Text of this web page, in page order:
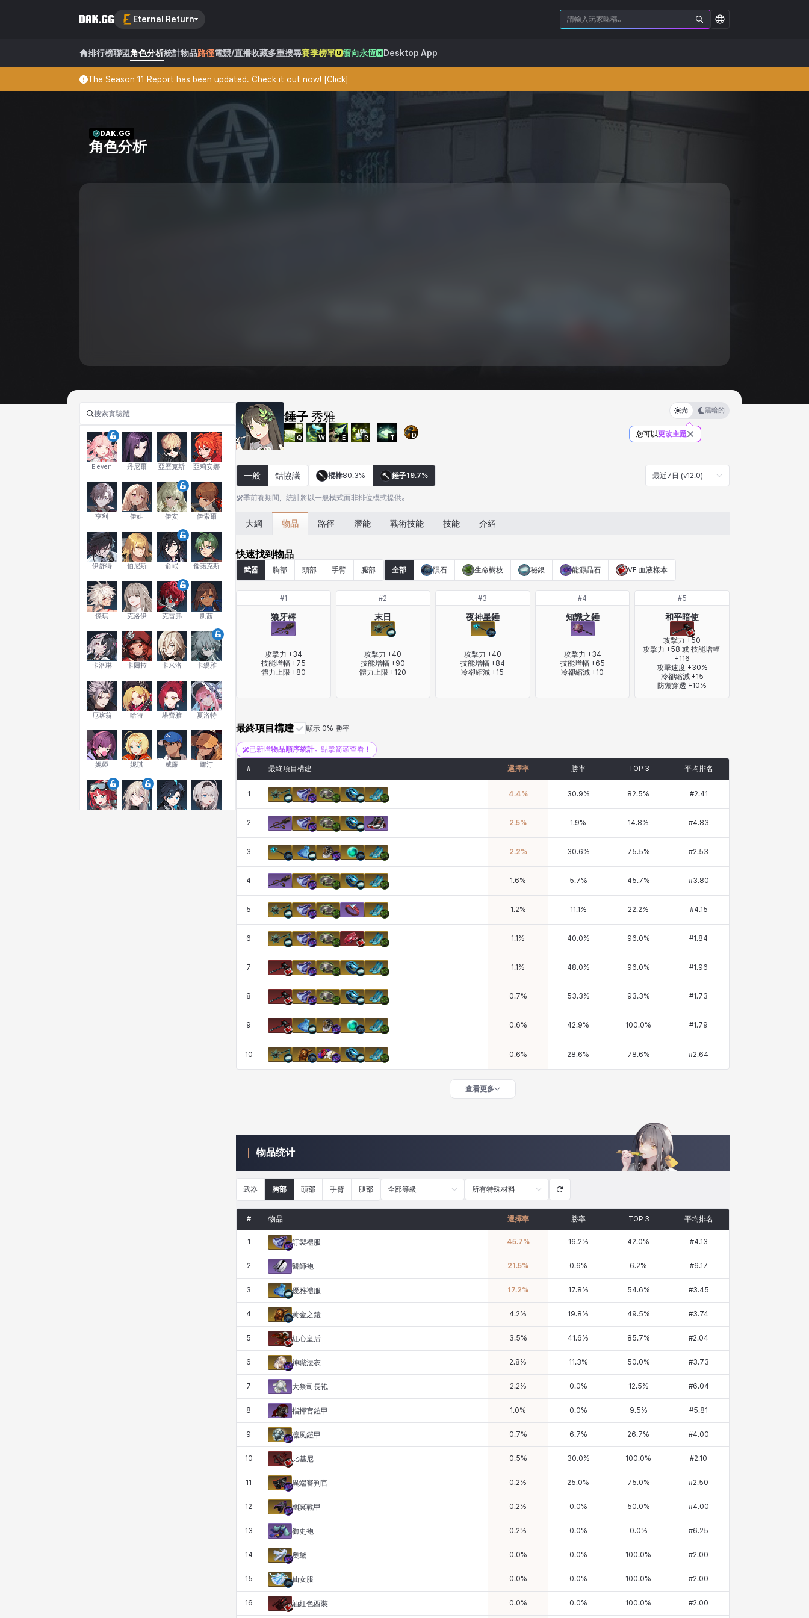
Eternal Return
排行榜聯盟角色分析統計物品路徑電競/直播收藏多重搜尋賽季榜單 衝向永恆 Desktop App
The Season 11 Report has been updated. Check it out now! [Click]
DAK.GG
角色分析
Eleven 丹尼爾 亞歷克斯 亞莉安娜
亨利 伊娃 伊安 伊索爾
伊舒特 伯尼斯 俞岷 倫諾克斯
傑琪 克洛伊 克雷弗 凱茜
卡洛琳 卡爾拉 卡米洛 卡緹雅
厄喀翁 哈特 塔齊雅 夏洛特
妮婭 妮琪 威廉 娜汀
錘子 秀雅
Q W E R T D
光 黑暗的
您可以更改主題
一般 鈷協議 棍棒80.3% 錘子19.7% 最近7日 (v12.0)
季前賽期間，統計將以一般模式而非排位模式提供。
大綱 物品 路徑 潛能 戰術技能 技能 介紹
快速找到物品
武器 胸部 頭部 手臂 腿部 全部 隕石 生命樹枝 秘銀 能源晶石 VF 血液樣本
#1
狼牙棒
攻擊力 +34
技能增幅 +75
體力上限 +80
#2
末日
攻擊力 +40
技能增幅 +90
體力上限 +120
#3
夜神星錘
攻擊力 +40
技能增幅 +84
冷卻縮減 +15
#4
知識之錘
攻擊力 +34
技能增幅 +65
冷卻縮減 +10
#5
和平暗使
攻擊力 +50
攻擊力 +58 或 技能增幅
+116
攻擊速度 +30%
冷卻縮減 +15
防禦穿透 +10%
最終項目構建 顯示 0% 勝率
已新增物品順序統計。點擊箭頭查看！
# 最終項目構建 選擇率 勝率 TOP 3 平均排名
1 4.4% 30.9% 82.5% #2.41
2 2.5% 1.9% 14.8% #4.83
3 2.2% 30.6% 75.5% #2.53
4 1.6% 5.7% 45.7% #3.80
5 1.2% 11.1 % 22.2% #4.15
6 1.1 % 40.0% 96.0% #1.84
7 1.1 % 48.0% 96.0% #1.96
8 0.7% 53.3% 93.3% #1.73
9 0.6% 42.9% 100.0% #1.79
10 0.6% 28.6% 78.6% #2.64
查看更多
物品统计
武器 胸部 頭部 手臂 腿部 全部等級 所有特殊材料
# 物品 選擇率 勝率 TOP 3 平均排名
1 訂製禮服 45.7% 16.2% 42.0% #4.13
2 醫師袍 21.5% 0.6% 6.2% #6.17
3 優雅禮服 17.2% 17.8% 54.6% #3.45
4 黃金之鎧 4.2% 19.8% 49.5% #3.74
5 紅心皇后 3.5% 41.6% 85.7% #2.04
6 神職法衣 2.8% 11.3% 50.0% #3.73
7 大祭司長袍 2.2% 0.0% 12.5% #6.04
8 指揮官鎧甲 1.0% 0.0% 9.5% #5.81
9 凜風鎧甲 0.7% 6.7% 26.7% #4.00
10 比基尼 0.5% 30.0% 100.0% #2.10
11 異端審判官 0.2% 25.0% 75.0% #2.50
12 幽冥戰甲 0.2% 0.0% 50.0% #4.00
13 御史袍 0.2% 0.0% 0.0% #6.25
14 奧黛 0.0% 0.0% 100.0% #2.00
15 仙女服 0.0% 0.0% 100.0% #2.00
16 酒紅色西裝 0.0% 0.0% 100.0% #2.00